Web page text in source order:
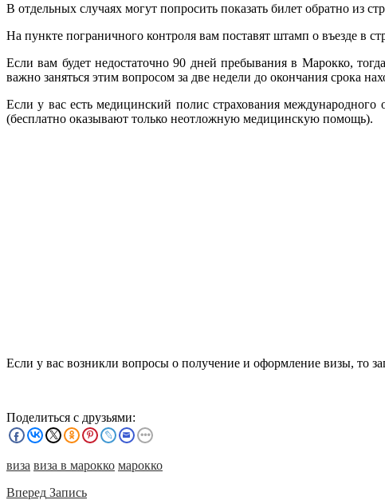
В отдельных случаях могут попросить показать билет обратно из
На пункте пограничного контроля вам поставят штамп о въезде в
Если вам будет недостаточно 90 дней пребывания в Марокко,
важно заняться этим вопросом за две недели до окончания срока
Если у вас есть медицинский полис страхования международного
(бесплатно оказывают только неотложную медицинскую помощь).
Если у вас возникли вопросы о получение и оформление визы, то
Поделиться с друзьями:
виза виза в марокко марокко
Вперед Запись